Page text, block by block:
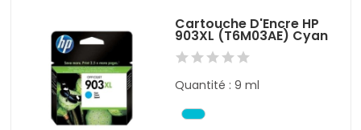
Cartouche D'Encre HP
903XL (T6M03AE) Cyan
Quantité : 9 ml